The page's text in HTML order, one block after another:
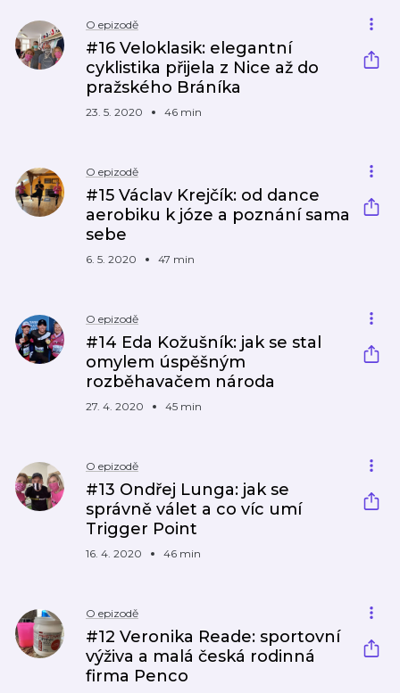
O epizodě
#16 Veloklasik: elegantní
cyklistika přijela z Nice až do
pražského Bráníka
23. 5. 2020 46 min
O epizodě
#15 Václav Krejčík: od dance
aerobiku k józe a poznání sama
sebe
6. 5. 2020 47 min
O epizodě
#14 Eda Kožušník: jak se stal
omylem úspěšným
rozběhavačem národa
27. 4. 2020 45 min
O epizodě
#13 Ondřej Lunga: jak se
správně válet a co víc umí
Trigger Point
16. 4. 2020 46 min
O epizodě
#12 Veronika Reade: sportovní
výživa a malá česká rodinná
firma Penco